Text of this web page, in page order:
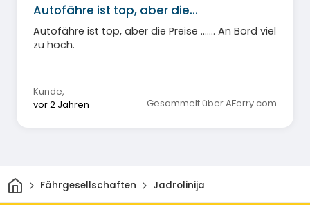
Autofähre ist top, aber die…
Autofähre ist top, aber die Preise ……. An Bord viel
zu hoch.
Kunde,
vor 2 Jahren
Gesammelt über AFerry.com
HeimFährgesellschaften Jadrolinija